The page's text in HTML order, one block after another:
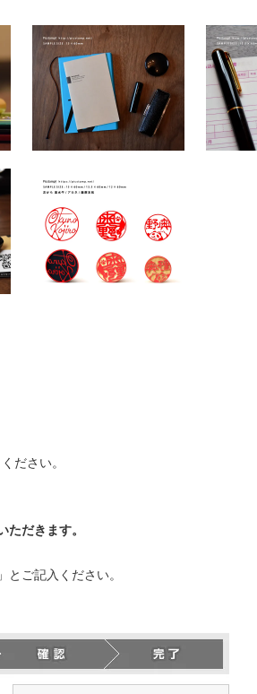
ださい。
ただきます。
とご記入ください。